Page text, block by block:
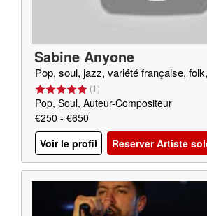
Sabine Anyone
Pop, soul, jazz, variété française,
(1)
Pop, Soul, Auteur-Compositeur
€250 - €650
Voir le profil
Reserver Artiste